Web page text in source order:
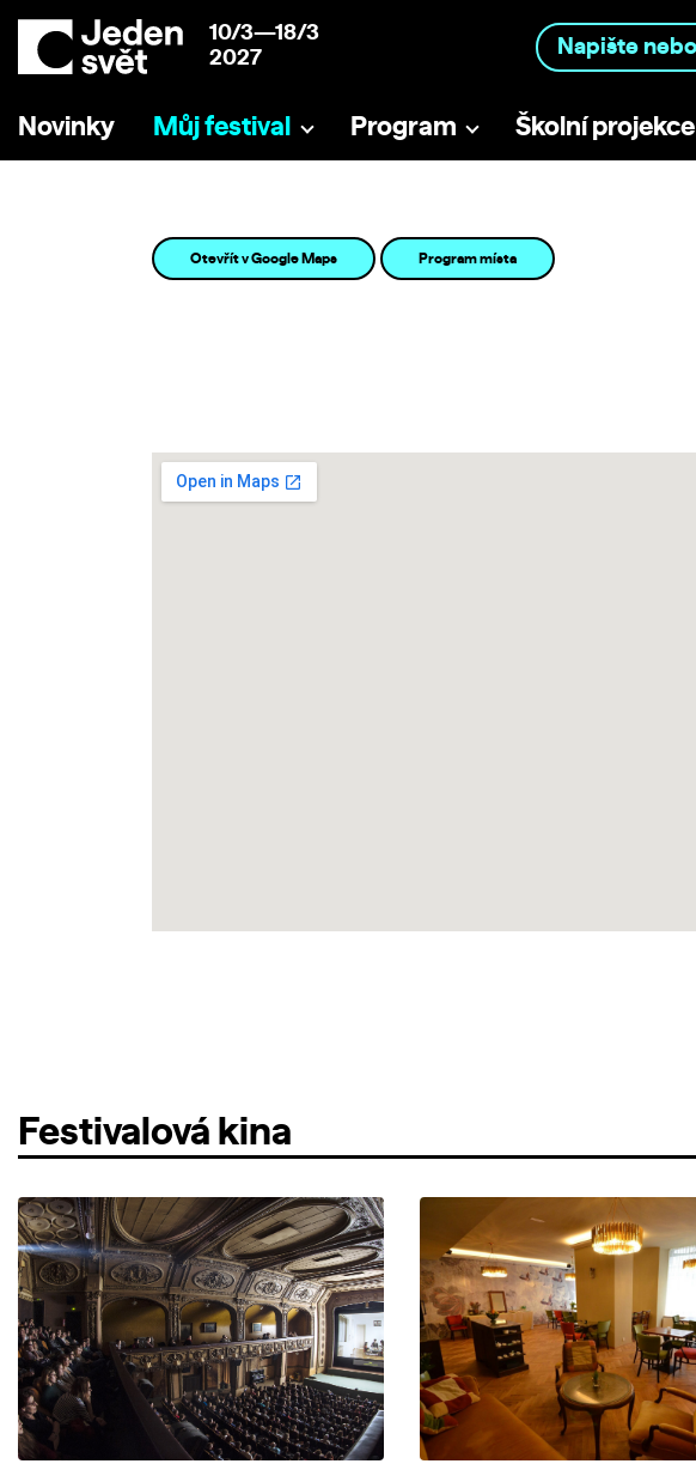
10/3—18/3
2027
Novinky Můj festival Program Školní projekce
Otevřít v Google Maps Program místa
Festivalová kina